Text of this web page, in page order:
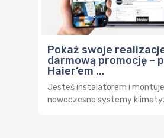
Pokaż swoje
darmową promocję –
Haier’em ...
Jesteś instalatorem i
nowoczesne systemy